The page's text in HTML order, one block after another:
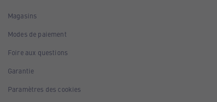
Magasins
Modes de paiement
Foire aux questions
Garantie
Paramètres des cookies